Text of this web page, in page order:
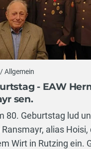
Allgemein
- EAW
sen.
80. Geburtstag lud
alias
Wirt in Rutzing ein.